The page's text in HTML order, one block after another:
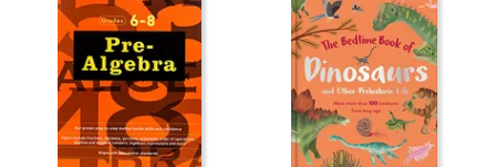
15%
dcto.
$ 23.53
$ 20.00
15%
dcto.